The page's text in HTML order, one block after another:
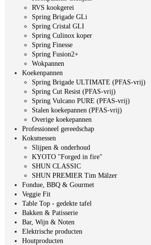
RVS kookgerei
Spring Brigade GLi
Spring Cristal GLI
Spring Culinox koper
Spring Finesse
Spring Fusion2+
Wokpannen
Koekenpannen
Spring Brigade ULTIMATE (PFAS-vrij)
Spring Cut Resist (PFAS-vrij)
Spring Vulcano PURE (PFAS-vrij)
Stalen koekepannen (PFAS-vrij)
Overige koekepannen
Professioneel gereedschap
Koksmessen
Slijpen & onderhoud
KYOTO "Forged in fire"
SHUN CLASSIC
SHUN PREMIER Tim Mälzer
Fondue, BBQ & Gourmet
Veggie Fit
Table Top - gedekte tafel
Bakken & Patisserie
Bar, Wijn & Noten
Elektrische producten
Houtproducten